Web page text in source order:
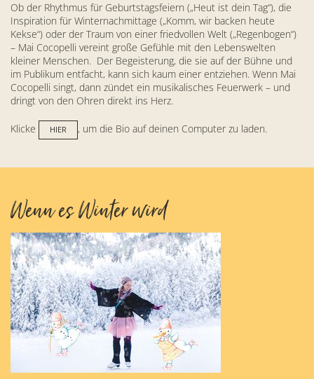
Ob der Rhythmus für Geburtstagsfeiern („Heut ist dein Tag“), die
Inspiration für Winternachmittage („Komm, wir backen heute
Kekse“) oder der Traum von einer friedvollen Welt („Regenbogen“)
– Mai Cocopelli vereint große Gefühle mit den Lebenswelten
kleiner Menschen. Der Begeisterung, die sie auf der Bühne und
im Publikum entfacht, kann sich kaum einer entziehen. Wenn Mai
Cocopelli singt, dann zündet ein musikalisches Feuerwerk – und
dringt von den Ohren direkt ins Herz.
Klicke HIER , um die Bio auf deinen Computer zu laden.
Wenn es Winter wird